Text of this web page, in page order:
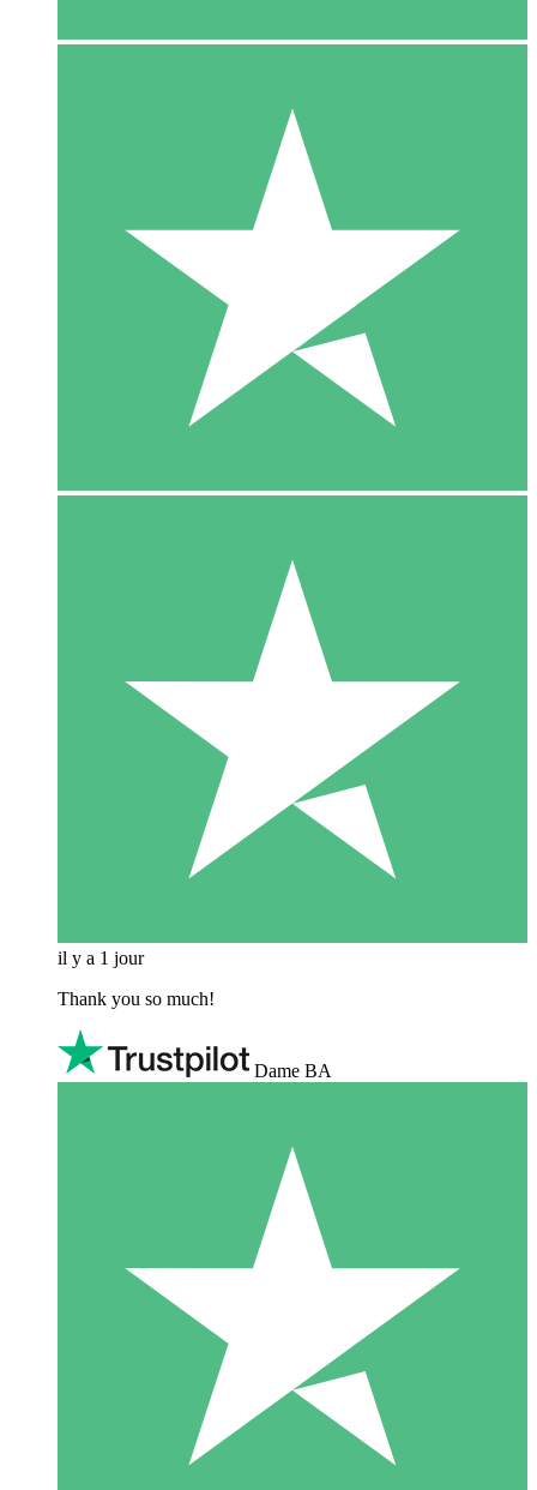
il y a 1 jour
Thank you so much!
Dame BA